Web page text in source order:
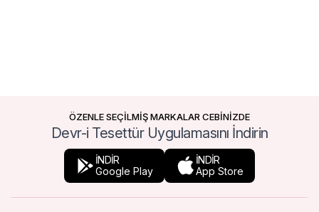
ÖZENLE SEÇİLMİŞ MARKALAR CEBİNİZDE
Devr-i Tesettür Uygulamasını İndirin
İNDİR
Google Play
İNDİR
App Store